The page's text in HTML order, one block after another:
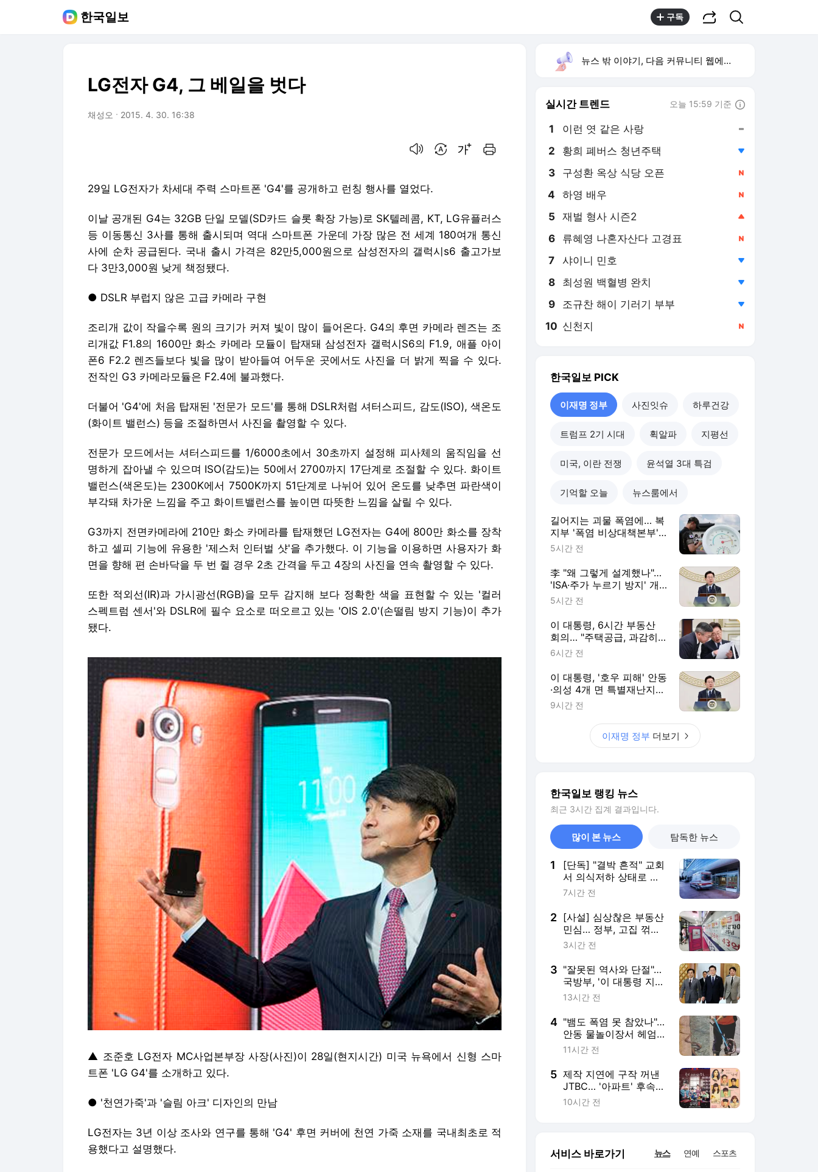
한국일보 구독
LG전자 G4, 그 베일을 벗다
채성오 2015. 4. 30. 16:38
29일 LG전자가 차세대 주력 스마트폰 'G4'를 공개하고 런칭 행사를 열었다.
이날 공개된 G4는 32GB 단일 모델(SD카드 슬롯 확장 가능)로 SK텔레콤, KT, LG유플러스
등 이동통신 3사를 통해 출시되며 역대 스마트폰 가운데 가장 많은 전 세계 180여개 통신
사에 순차 공급된다. 국내 출시 가격은 82만5,000원으로 삼성전자의 갤럭시s6 출고가보
다 3만3,000원 낮게 책정됐다.
● DSLR 부럽지 않은 고급 카메라 구현
조리개 값이 작을수록 원의 크기가 커져 빛이 많이 들어온다. G4의 후면 카메라 렌즈는 조
리개값 F1.8의 1600만 화소 카메라 모듈이 탑재돼 삼성전자 갤럭시S6의 F1.9, 애플 아이
폰6 F2.2 렌즈들보다 빛을 많이 받아들여 어두운 곳에서도 사진을 더 밝게 찍을 수 있다.
전작인 G3 카메라모듈은 F2.4에 불과했다.
더불어 'G4'에 처음 탑재된 '전문가 모드'를 통해 DSLR처럼 셔터스피드, 감도(ISO), 색온도
(화이트 밸런스) 등을 조절하면서 사진을 촬영할 수 있다.
전문가 모드에서는 셔터스피드를 1/6000초에서 30초까지 설정해 피사체의 움직임을 선
명하게 잡아낼 수 있으며 ISO(감도)는 50에서 2700까지 17단계로 조절할 수 있다. 화이트
밸런스(색온도)는 2300K에서 7500K까지 51단계로 나뉘어 있어 온도를 낮추면 파란색이
부각돼 차가운 느낌을 주고 화이트밸런스를 높이면 따뜻한 느낌을 살릴 수 있다.
G3까지 전면카메라에 210만 화소 카메라를 탑재했던 LG전자는 G4에 800만 화소를 장착
하고 셀피 기능에 유용한 '제스처 인터벌 샷'을 추가했다. 이 기능을 이용하면 사용자가 화
면을 향해 편 손바닥을 두 번 쥘 경우 2초 간격을 두고 4장의 사진을 연속 촬영할 수 있다.
또한 적외선(IR)과 가시광선(RGB)을 모두 감지해 보다 정확한 색을 표현할 수 있는 '컬러
스펙트럼 센서'와 DSLR에 필수 요소로 떠오르고 있는 'OIS 2.0'(손떨림 방지 기능)이 추가
됐다.
▲ 조준호 LG전자 MC사업본부장 사장(사진)이 28일(현지시간) 미국 뉴욕에서 신형 스마
트폰 'LG G4'를 소개하고 있다.
● '천연가죽'과 '슬림 아크' 디자인의 만남
LG전자는 3년 이상 조사와 연구를 통해 'G4' 후면 커버에 천연 가죽 소재를 국내최초로 적
용했다고 설명했다.
뉴스 밖 이야기, 다음 커뮤니티 웹에서 보기
실시간 트렌드 오늘 15:59 기준
1 이런 엿 같은 사랑
2 황희 폐버스 청년주택
3 구성환 옥상 식당 오픈
4 하영 배우
5 재벌 형사 시즌2
6 류혜영 나혼자산다 고경표
7 샤이니 민호
8 최성원 백혈병 완치
9 조규찬 해이 기러기 부부
10 신천지
한국일보 PICK
이재명 정부 사진잇슈 하루건강
트럼프 2기 시대 휙알파 지평선
미국, 이란 전쟁 윤석열 3대 특검
기억할 오늘 뉴스룸에서
길어지는 괴물 폭염에… 복
지부 '폭염 비상대책본부'
24시간 가동
5시간 전
李 "왜 그렇게 설계했나"…
'ISA·주가 누르기 방지' 개
편안 재검토 지시
5시간 전
이 대통령, 6시간 부동산
회의… "주택공급, 과감히
생각·실천하라"
6시간 전
이 대통령, '호우 피해' 안동
·의성 4개 면 특별재난지역
선포
9시간 전
이재명 정부 더보기
한국일보 랭킹 뉴스
최근 3시간 집계 결과입니다.
많이 본 뉴스 탐독한 뉴스
1
[단독] "결박 흔적" 교회
서 의식저하 상태로 발
견된 어린이 숨져
7시간 전
2 [사설] 심상찮은 부동산
민심… 정부, 고집 꺾고
시장요구에 호응을
3시간 전
3 "잘못된 역사와 단절"…
국방부, '이 대통령 지
적'에 사관학교 통합 속
13시간 전
4 "뱀도 폭염 못 참았나"…
안동 물놀이장서 헤엄
친 1.5m 구렁이
11시간 전
5 제작 지연에 구작 꺼낸
JTBC… '아파트' 후속작
은 변우석·박지훈의 '꽃
10시간 전
서비스 바로가기 뉴스 연예 스포츠